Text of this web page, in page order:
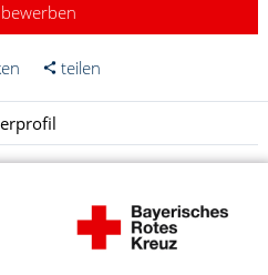
bewerben
teilen